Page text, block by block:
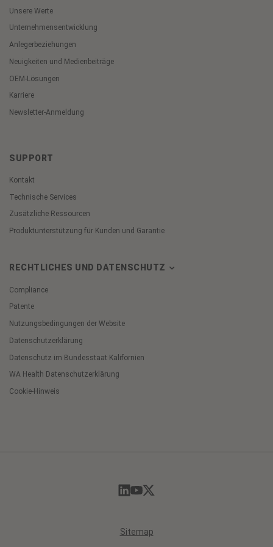
Unsere Werte
Unternehmensentwicklung
Anlegerbeziehungen
Neuigkeiten und Medienbeiträge
OEM-Lösungen
Karriere
Newsletter-Anmeldung
SUPPORT
Kontakt
Technische Services
Zusätzliche Ressourcen
Produktunterstützung für Kunden und Garantie
RECHTLICHES UND DATENSCHUTZ
Compliance
Patente
Nutzungsbedingungen der Website
Datenschutzerklärung
Datenschutz im Bundesstaat Kalifornien
WA Health Datenschutzerklärung
Cookie-Hinweis
Sitemap